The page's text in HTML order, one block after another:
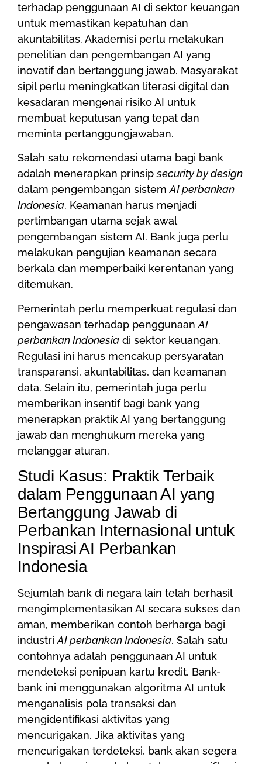
terhadap penggunaan AI di sektor keuangan
untuk memastikan kepatuhan dan
akuntabilitas. Akademisi perlu melakukan
penelitian dan pengembangan AI yang
inovatif dan bertanggung jawab. Masyarakat
sipil perlu meningkatkan literasi digital dan
kesadaran mengenai risiko AI untuk
membuat keputusan yang tepat dan
meminta pertanggungjawaban.
Salah satu rekomendasi utama bagi bank
adalah menerapkan prinsipsecurity by design
dalam pengembangan sistemAI perbankan
Indonesia. Keamanan harus menjadi
pertimbangan utama sejak awal
pengembangan sistem AI. Bank juga perlu
melakukan pengujian keamanan secara
berkala dan memperbaiki kerentanan yang
ditemukan.
Pemerintah perlu memperkuat regulasi dan
pengawasan terhadap penggunaanAI
perbankan Indonesia di sektor keuangan.
Regulasi ini harus mencakup persyaratan
transparansi, akuntabilitas, dan keamanan
data. Selain itu, pemerintah juga perlu
memberikan insentif bagi bank yang
menerapkan praktik AI yang bertanggung
jawab dan menghukum mereka yang
melanggar aturan.
Studi Kasus: Praktik Terbaik
dalam Penggunaan AI yang
Bertanggung Jawab di
Perbankan Internasional untuk
Inspirasi AI Perbankan
Indonesia
Sejumlah bank di negara lain telah berhasil
mengimplementasikan AI secara sukses dan
aman, memberikan contoh berharga bagi
industriAI perbankan Indonesia. Salah satu
contohnya adalah penggunaan AI untuk
mendeteksi penipuan kartu kredit. Bank-
bank ini menggunakan algoritma AI untuk
menganalisis pola transaksi dan
mengidentifikasi aktivitas yang
mencurigakan. Jika aktivitas yang
mencurigakan terdeteksi, bank akan segera